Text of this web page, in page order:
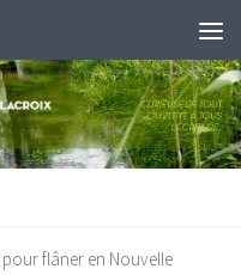
pour flâner en Nouvelle